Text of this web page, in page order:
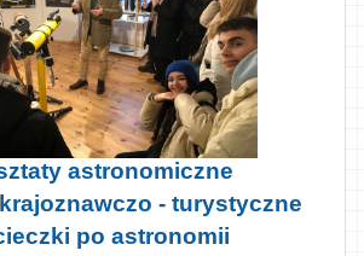
astronomiczne
- turystyczne
po astronomii